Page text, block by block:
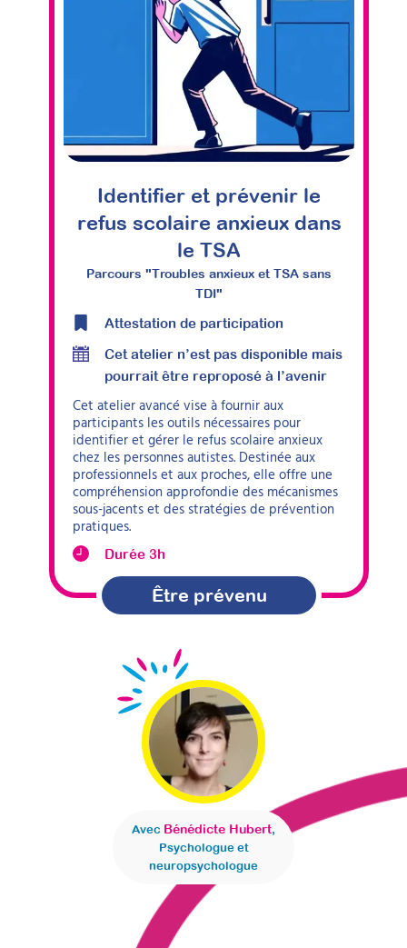
Identifier et prévenir le
refus scolaire anxieux dans
le TSA
Parcours "Troubles anxieux et TSA sans
TDI"
Attestation de participation
Cet atelier n’est pas disponible mais
pourrait être reproposé à l’avenir
Cet atelier avancé vise à fournir aux
participants les outils nécessaires pour
identifier et gérer le refus scolaire anxieux
chez les personnes autistes. Destinée aux
professionnels et aux proches, elle offre une
compréhension approfondie des mécanismes
sous-jacents et des stratégies de prévention
pratiques.
Durée 3h
Être prévenu
Avec Bénédicte Hubert,
Psychologue et
neuropsychologue